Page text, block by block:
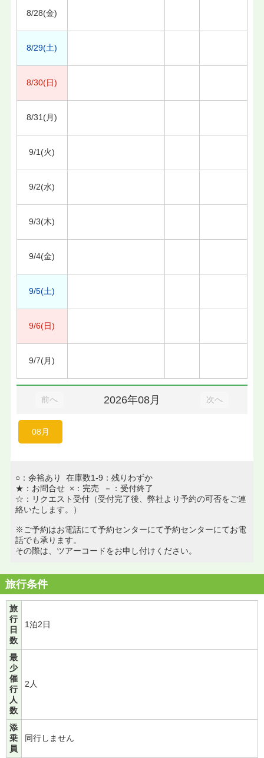
8/28(金)
8/29(土)
8/30(日)
8/31(月)
9/1(火)
9/2(水)
9/3(木)
9/4(金)
9/5(土)
9/6(日)
9/7(月)
前へ 2026年08月 次へ
08月
○：余裕あり 在庫数1-9：残りわずか
★：お問合せ ×：完売 －：受付終了
☆：リクエスト受付（受付完了後、弊社より予約の可否をご連
絡いたします。）
※ご予約はお電話にて予約センターにて予約センターにてお電
話でも承ります。
その際は、ツアーコードをお申し付けください。
旅行条件
旅
行
日
数
1泊2日
最
少
催
行
人
数
2人
添
乗
員
同行しません